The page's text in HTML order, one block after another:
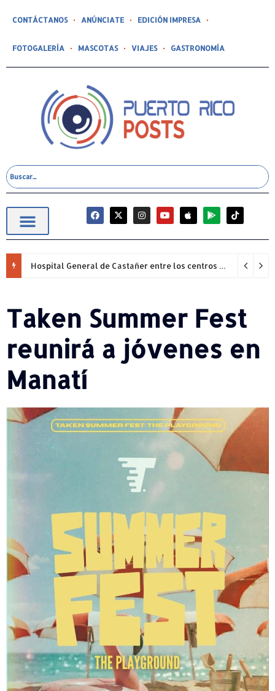
CONTÁCTANOS ANÚNCIATE EDICIÓN IMPRESA
FOTOGALERÍA MASCOTAS VIAJES GASTRONOMÍA
Hospital General de Castañer entre los centros de salud comunitarios con mejor desempeño clínico de Estados Unidos
Taken Summer Fest
reunirá a jóvenes en
Manatí